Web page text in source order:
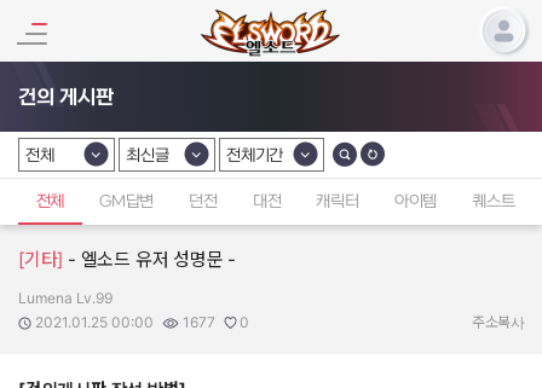
건의 게시판
카테고리 선택
전체
카테고리 선택
최신글
카테고리 선택
전체기간
전체 GM답변 던전 대전 캐릭터 아이템 퀘스트
[기타] - 엘소드 유저 성명문 -
작성자:
Lumena Lv.99
작성일:
2021.01.25 00:00
조회수:
1677
추천수:
0 주소복사